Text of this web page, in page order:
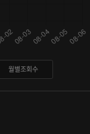
월별조회수